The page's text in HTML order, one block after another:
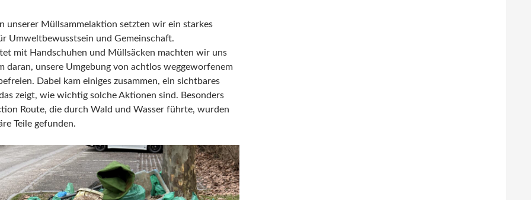
unserer Müllsammelaktion setzten wir ein starkes
Umweltbewusstsein und Gemeinschaft.
mit Handschuhen und Müllsäcken machten wir uns
daran, unsere Umgebung von achtlos weggeworfenem
Dabei kam einiges zusammen, ein sichtbares
zeigt, wie wichtig solche Aktionen sind. Besonders
Route, die durch Wald und Wasser führte, wurden
Teile gefunden.